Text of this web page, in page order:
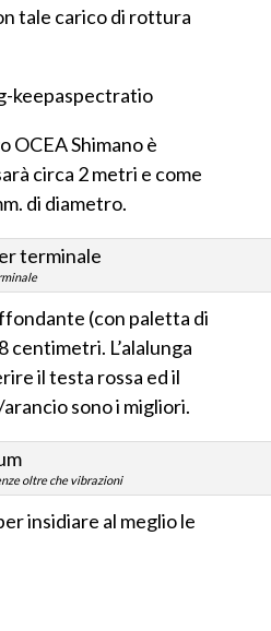
tale carico di rottura
OCEA Shimano è
circa 2 metri e come
di diametro.
(con paletta di
centimetri. L’alalunga
il testa rossa ed il
sono i migliori.
oltre che vibrazioni
insidiare al meglio le